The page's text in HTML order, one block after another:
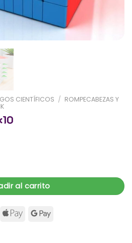
CIENTÍFICOS / ROMPECABEZAS Y
al carrito